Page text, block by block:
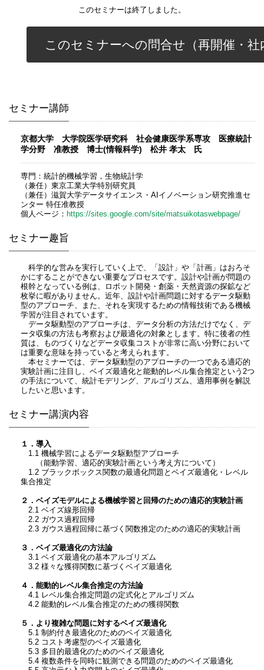
このセミナーは終了しました。
このセミナーへの問合せ（再開催・社
セミナー講師
京都大学 大学院医学研究科 社会健康医学系専攻 医療統計
学分野 准教授 博士(情報科学) 松井 孝太 氏
専門：統計的機械学習，生物統計学
（兼任）東京工業大学特別研究員
（兼任）滋賀大学データサイエンス・AIイノベーション研究推進セ
ンター 特任准教授
個人ページ： https://sites.google.com/site/matsuikotaswebpage/
セミナー趣旨
科学的な営みを実行していく上で、「設計」や「計画」はおろそ
かにすることができない重要なプロセスです。設計や計画が問題の
根幹となっている例は、ロボット開発・創薬・天然資源の探鉱など
枚挙に暇がありません。近年、設計や計画問題に対するデータ駆動
型のアプローチ、また、それを実現するための情報技術である機械
学習が注目されています。
データ駆動型のアプローチは、データ分析の方法だけでなく、デ
ータ収集の方法も考察および最適化の対象とします。特に後者の性
質は、ものづくりなどデータ収集コストが非常に高い分野において
は重要な意味を持っていると考えられます。
本セミナーでは、データ駆動型のアプローチの一つである適応的
実験計画に注目し、ベイズ最適化と能動的レベル集合推定という2つ
の手法について、統計モデリング、アルゴリズム、適用事例を解説
したいと思います。
セミナー講演内容
１．導入
1.1 機械学習によるデータ駆動型アプローチ
（能動学習、適応的実験計画という考え方について）
1.2 ブラックボックス関数の最適化問題とベイズ最適化・レベル
集合推定
２．ベイズモデルによる機械学習と回帰のための適応的実験計画
2.1 ベイズ線形回帰
2.2 ガウス過程回帰
2.3 ガウス過程回帰に基づく関数推定のための適応的実験計画
３．ベイズ最適化の方法論
3.1 ベイズ最適化の基本アルゴリズム
3.2 様々な獲得関数に基づくベイズ最適化
４．能動的レベル集合推定の方法論
4.1 レベル集合推定問題の定式化とアルゴリズム
4.2 能動的レベル集合推定のための獲得関数
５．より複雑な問題に対するベイズ最適化
5.1 制約付き最適化のためのベイズ最適化
5.2 コスト考慮型のベイズ最適化
5.3 多目的最適化のためのベイズ最適化
5.4 複数条件を同時に観測できる問題のためのベイズ最適化